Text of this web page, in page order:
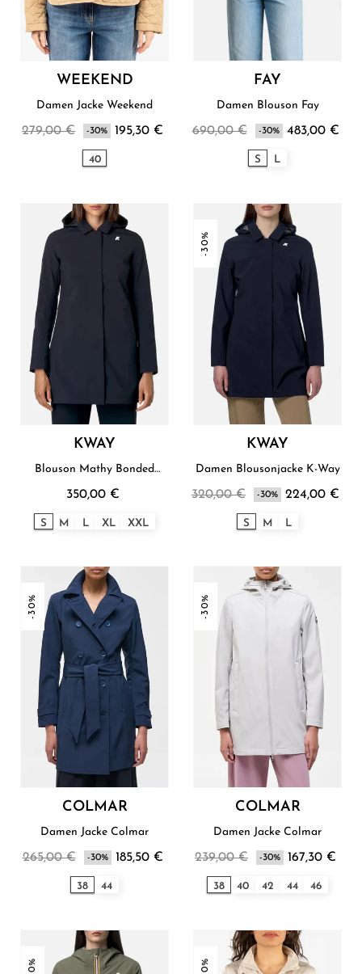
WEEKEND
Damen Jacke Weekend
279,00 € -30% 195,30 €
40
FAY
Damen Blouson Fay
690,00 € -30% 483,00 €
S L
KWAY
Blouson Mathy Bonded
350,00 €
S M L XL XXL
-30%
KWAY
Damen Blousonjacke K-Way
320,00 € -30% 224,00 €
S M L
-30%
COLMAR
Damen Jacke Colmar
265,00 € -30% 185,50 €
38 44
-30%
COLMAR
Damen Jacke Colmar
239,00 € -30% 167,30 €
38 40 42 44 46